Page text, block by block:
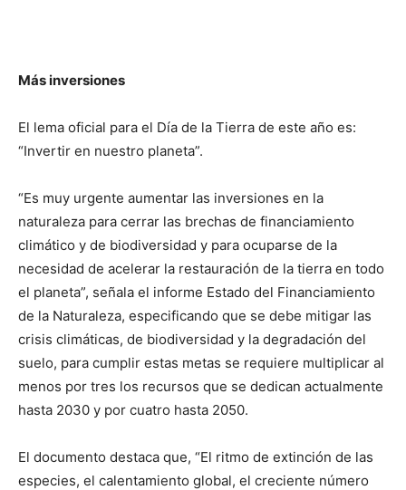
Más inversiones
El lema oficial para el Día de la Tierra de este año es:
“Invertir en nuestro planeta”.
“Es muy urgente aumentar las inversiones en la
naturaleza para cerrar las brechas de financiamiento
climático y de biodiversidad y para ocuparse de la
necesidad de acelerar la restauración de la tierra en todo
el planeta”, señala el informe Estado del Financiamiento
de la Naturaleza, especificando que se debe mitigar las
crisis climáticas, de biodiversidad y la degradación del
suelo, para cumplir estas metas se requiere multiplicar al
menos por tres los recursos que se dedican actualmente
hasta 2030 y por cuatro hasta 2050.
El documento destaca que, “El ritmo de extinción de las
especies, el calentamiento global, el creciente número